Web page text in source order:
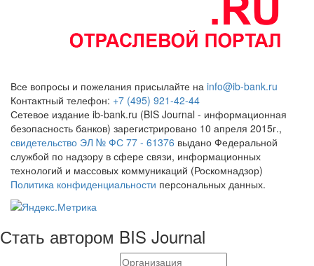
Все вопросы и пожелания присылайте на info@ib-bank.ru
Контактный телефон: +7 (495) 921-42-44
Сетевое издание ib-bank.ru (BIS Journal - информационная
безопасность банков) зарегистрировано 10 апреля 2015г.,
свидетельство ЭЛ № ФС 77 - 61376 выдано Федеральной
службой по надзору в сфере связи, информационных
технологий и массовых коммуникаций (Роскомнадзор)
Политика конфиденциальности персональных данных.
Стать автором BIS Journal